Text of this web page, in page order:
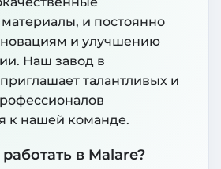
и постоянно
и улучшению
Наш завод в
талантливых и
к нашей команде.
в Malare?